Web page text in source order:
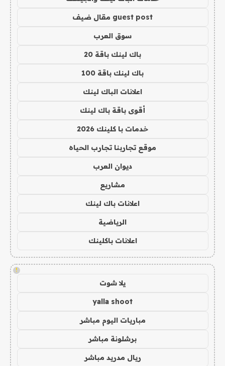
guest post مقال ضيف
سوق العرب
باك لينك باقة 20
باك لينك باقة 100
اعلانات الباك لينك
أقوى باقة باك لينك
خدمات با كلينك 2026
موقع تجاربنا تجارب الحياه
ديوان العرب
مشاريع
اعلانات باك لينك
الرياضية
اعلانات باكلينك
!
يلا شوت
yalla shoot
مباريات اليوم مباشر
برشلونة مباشر
ريال مدريد مباشر